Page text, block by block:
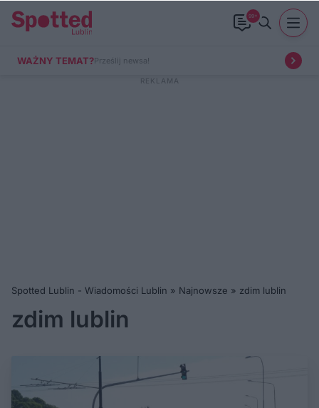
99+
WAŻNY TEMAT?Prześlij newsa!
Spotted Lublin - Wiadomości Lublin » Najnowsze » zdim lublin
zdim lublin